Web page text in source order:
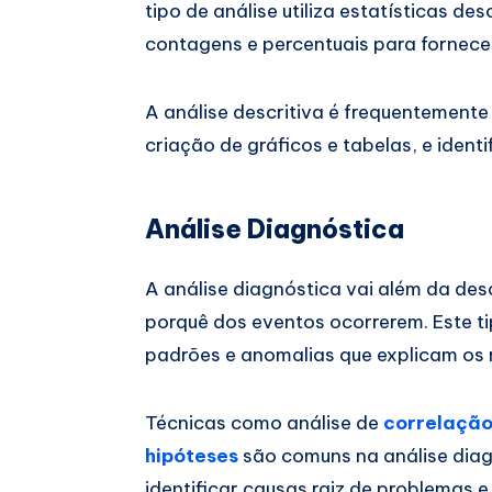
tipo de análise utiliza estatísticas
contagens e percentuais para
A análise descritiva é
criação de gráficos e tabelas, e
Análise Diagnóstica
A análise diagnóstica vai além da
porquê dos eventos ocorrerem. Este
padrões e anomalias que explicam
Técnicas como análise de correlação
hipóteses são comuns na análise